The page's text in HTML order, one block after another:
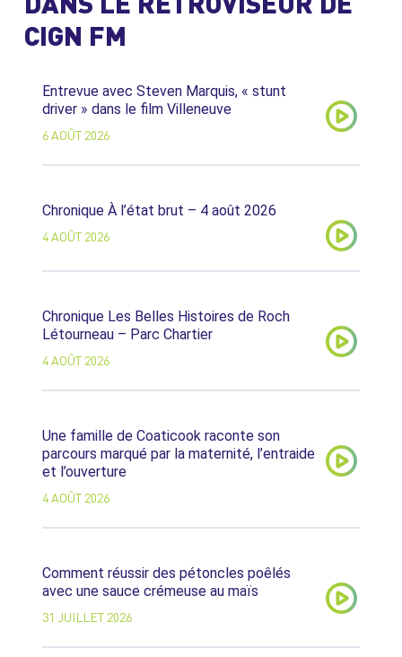
DANS LE RÉTROVISEUR DE
CIGN FM
Entrevue avec Steven Marquis, « stunt
driver » dans le film Villeneuve
6 AOÛT 2026
Chronique À l’état brut – 4 août 2026
4 AOÛT 2026
Chronique Les Belles Histoires de Roch
Létourneau – Parc Chartier
4 AOÛT 2026
Une famille de Coaticook raconte son
parcours marqué par la maternité, l’entraide
et l’ouverture
4 AOÛT 2026
Comment réussir des pétoncles poêlés
avec une sauce crémeuse au maïs
31 JUILLET 2026